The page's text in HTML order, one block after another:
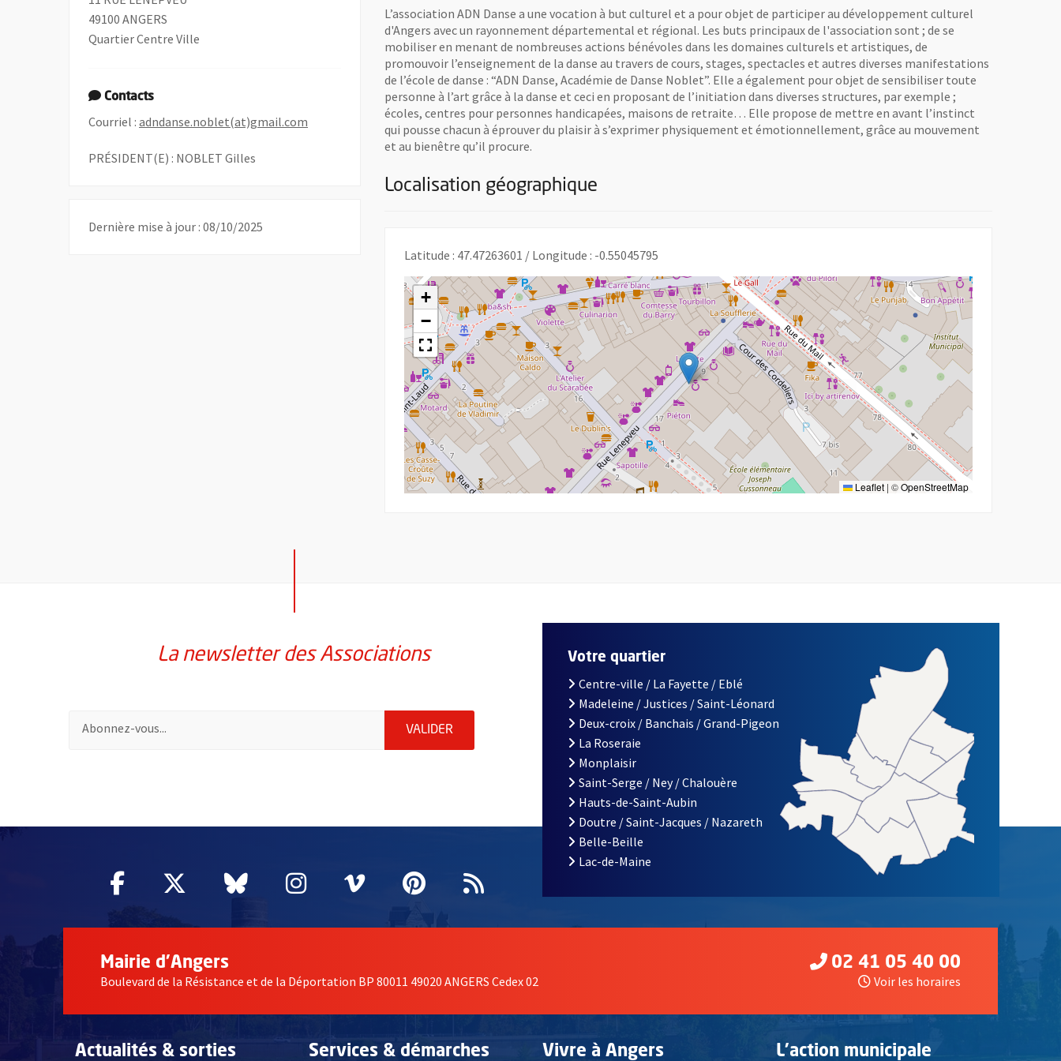
L’association ADN Danse a une vocation à but culturel et a pour objet de participer au développement culturel
d'Angers avec un rayonnement départemental et régional. Les buts principaux de l'association sont ; de se
mobiliser en menant de nombreuses actions bénévoles dans les domaines culturels et artistiques, de
promouvoir l’enseignement de la danse au travers de cours, stages, spectacles et autres diverses manifestations
de l’école de danse : “ADN Danse, Académie de Danse Noblet”. Elle a également pour objet de sensibiliser toute
personne à l’art grâce à la danse et ceci en proposant de l’initiation dans diverses structures, par exemple ;
écoles, centres pour personnes handicapées, maisons de retraite… Elle propose de mettre en avant l’instinct
qui pousse chacun à éprouver du plaisir à s’exprimer physiquement et émotionnellement, grâce au mouvement
et au bienêtre qu’il procure.
Localisation géographique
Latitude : 47.47263601 / Longitude : -0.55045795
+
−
Leaflet | ©OpenStreetMap
49100 ANGERS
Quartier Centre Ville
Contacts
Courriel :adndanse.noblet(at)gmail.com , Ouvre une nouvelle fenêtre
PRÉSIDENT(E) : NOBLET Gilles
Dernière mise à jour : 08/10/2025
La newsletter des Associations
Pour vous inscrire à la lettre d'information des associations de la ville d'Angers, indiquez votre email (champ obligatoire)
VALIDER ENVOYER MA DEMANDE D'INSCRIPTION À LA LETTRE D'INFORMATION DES ASSOCIATIONS DE LA VILLE
Facebook
, Ouvre une nouvelle fenêtre
Twitter
, Ouvre une nouvelle fenêtre
Bluesky
, Ouvre une nouvelle fenêtre
Instagram
, Ouvre une nouvelle fenêtre
Vimeo
, Ouvre une nouvelle fenêtre
Pinterest
, Ouvre une nouvelle fenêtre
Flux RSS
Votre quartier
Centre-ville / La Fayette / Eblé
Madeleine / Justices / Saint-Léonard
Deux-croix / Banchais / Grand-Pigeon
La Roseraie
Monplaisir
Saint-Serge / Ney / Chalouère
Hauts-de-Saint-Aubin
Doutre / Saint-Jacques / Nazareth
Belle-Beille
Lac-de-Maine
Mairie d'Angers
Boulevard de la Résistance et de la Déportation BP 80011 49020 ANGERS Cedex 02
02 41 05 40 00
Voir les horaires
Actualités & sorties Services & démarches Vivre à Angers L'action municipale